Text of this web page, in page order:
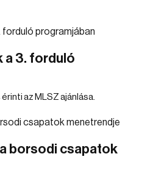
a 3. forduló
az MLSZ ajánlása.
borsodi csapatok